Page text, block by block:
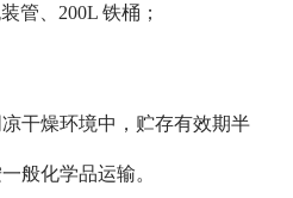
管、200L 铁桶；
干燥环境中，贮存有效期半
般化学品运输。